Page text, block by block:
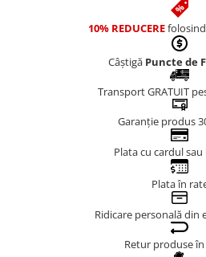
10% REDUCEREfolosind
Câștigă Puncte de
Transport GRATUIT
Garanție produs
Plata cu cardul
Plata în
Ridicare personală din
Retur produse în